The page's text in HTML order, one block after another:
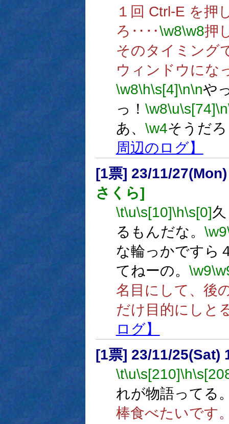
１回 Ctrl-E を押
ろ‥‥\w8\w8押
そのタイミング
ウィンドウにな
\w8\h\s[4]\n\nや
っ！ \w8\u\s[74]\n
あ、 \w4そうだ
周辺のログ】
[1票] 23/11/
さくら]
\t\u\s[10]\h\s[0]
るもんだな。 \w9
な輪っかですら
てねーの。 \w9
名目にして、後
だけ目的にしと
ログ】
[1票] 23/11/25(Sat)
\t\u\s[210]\h
れが物語ってる
棒食べたいです